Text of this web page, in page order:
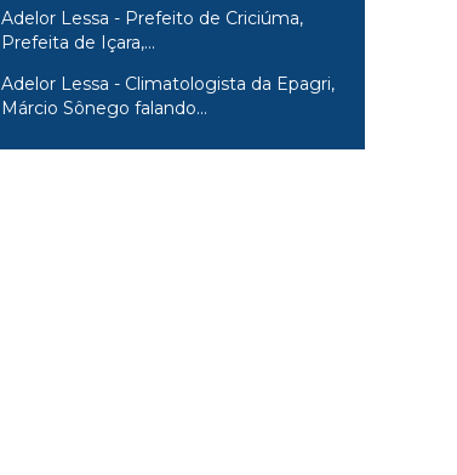
Adelor Lessa - Prefeito de Criciúma,
Prefeita de Içara,...
Adelor Lessa - Climatologista da Epagri,
Márcio Sônego falando...